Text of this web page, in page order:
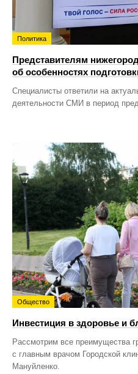
Политика
Представителям
об особенностях
Специалисты ответили на
деятельности СМИ в период
Общество
Инвестиция в здоровье и
Рассмотрим все преимущества
с главным врачом Городской
Мануйленко.